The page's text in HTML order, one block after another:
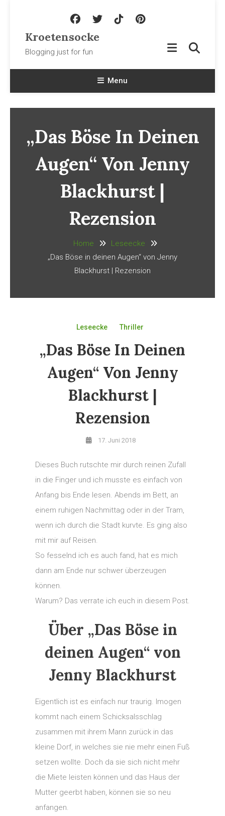
Kroetensocke
Blogging just for fun
Menu
„Das Böse In Deinen
Augen“ Von Jenny
Blackhurst |
Rezension
Home
Leseecke
„Das Böse in deinen Augen“ von Jenny
Blackhurst | Rezension
Leseecke Thriller
„Das Böse In Deinen
Augen“ Von Jenny
Blackhurst |
Rezension
17. Juni 2018
Dieses Buch rutschte mir durch reinen Zufall
in die Finger und ich musste es einfach von
Anfang bis Ende lesen. Abends im Bett, an
einem ruhigen Nachmittag oder in der Tram,
wenn ich durch die Stadt kurvte. Es ging also
mit mir auf Reisen.
So fesselnd ich es auch fand, hat es mich
dann am Ende nur schwer überzeugen
können.
Warum? Das verrate ich euch in diesem Post.
Über „Das Böse in
deinen Augen“ von
Jenny Blackhurst
Eigentlich ist es einfach nur traurig. Imogen
kommt nach einem Schicksalsschlag
zusammen mit ihrem Mann zurück in das
kleine Dorf, in welches sie nie mehr einen Fuß
setzen wollte. Doch da sie sich nicht mehr
die Miete leisten können und das Haus der
Mutter geerbt haben, können sie so neu
anfangen.